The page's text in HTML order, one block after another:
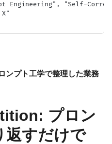
Engineering", "Self-
ンプト工学で整理した業務
プロン
返すだけで